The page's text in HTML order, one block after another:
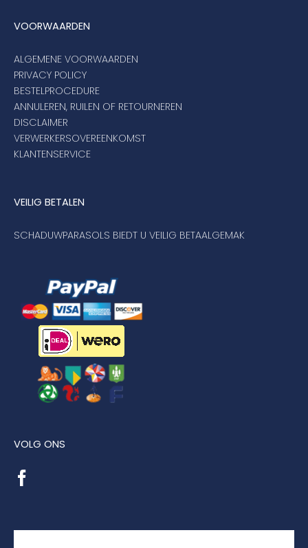
VOORWAARDEN
ALGEMENE VOORWAARDEN
PRIVACY POLICY
BESTELPROCEDURE
ANNULEREN, RUILEN OF RETOURNEREN
DISCLAIMER
VERWERKERSOVEREENKOMST
KLANTENSERVICE
VEILIG BETALEN
SCHADUWPARASOLS BIEDT U VEILIG BETAALGEMAK
VOLG ONS